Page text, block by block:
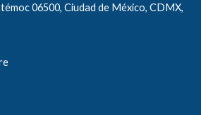
06500, Ciudad de México, CDMX,